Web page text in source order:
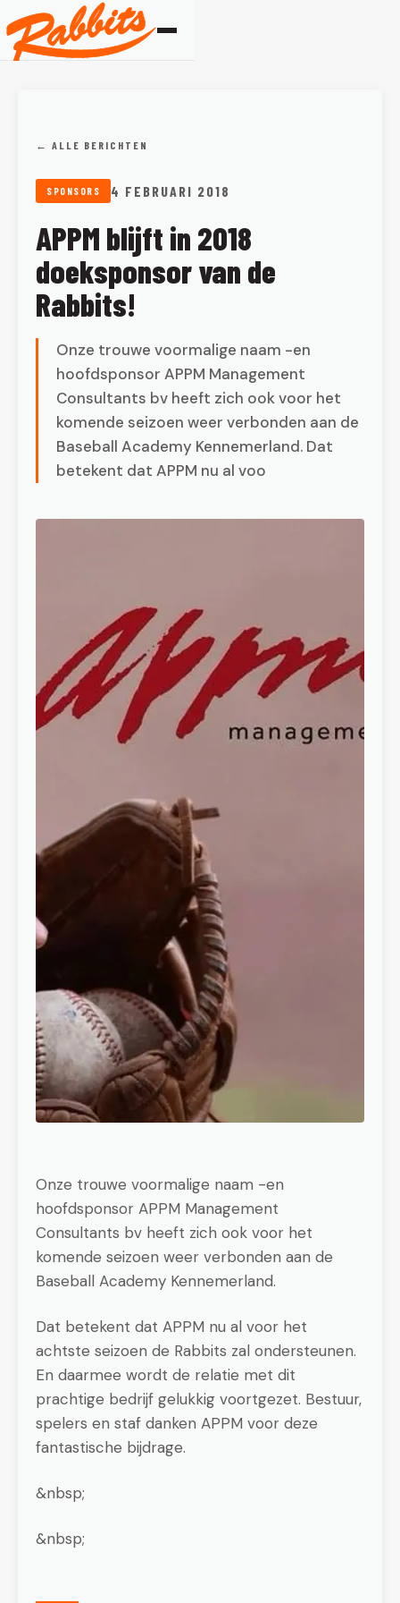
← ALLE BERICHTEN
SPONSORS 4 FEBRUARI 2018
APPM blijft in 2018
doeksponsor van de
Rabbits!
Onze trouwe voormalige naam -en
hoofdsponsor APPM Management
Consultants bv heeft zich ook voor het
komende seizoen weer verbonden aan de
Baseball Academy Kennemerland. Dat
betekent dat APPM nu al voo
Onze trouwe voormalige naam -en
hoofdsponsor APPM Management
Consultants bv heeft zich ook voor het
komende seizoen weer verbonden aan de
Baseball Academy Kennemerland.
Dat betekent dat APPM nu al voor het
achtste seizoen de Rabbits zal ondersteunen.
En daarmee wordt de relatie met dit
prachtige bedrijf gelukkig voortgezet. Bestuur,
spelers en staf danken APPM voor deze
fantastische bijdrage.
&nbsp;
&nbsp;